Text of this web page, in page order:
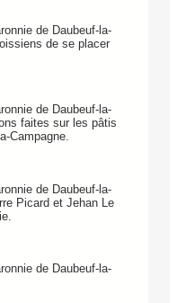
de Daubeuf-la-
de se placer
de Daubeuf-la-
faites sur les pâtis
Campagne.
de Daubeuf-la-
Picard et Jehan Le
de Daubeuf-la-